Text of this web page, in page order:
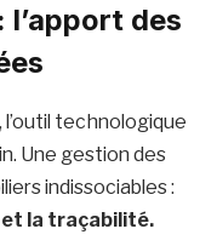
l’apport des
technologique
Une gestion des
indissociables :
la traçabilité.